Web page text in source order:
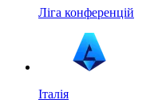
Ліга конференцій
Італія